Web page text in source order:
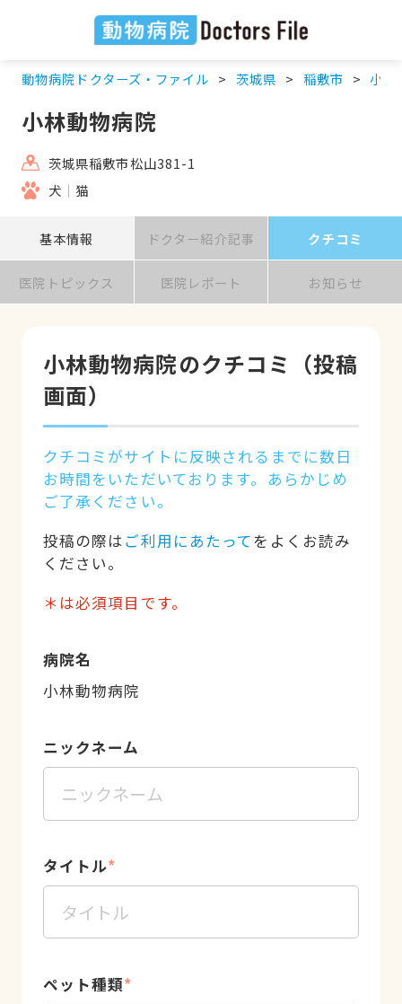
動物病院ドクターズ・ファイル 茨城県 稲敷市 小林
小林動物病院
茨城県稲敷市松山381-1
犬
猫
基本情報 ドクター紹介記事 クチコミ
医院トピックス 医院レポート お知らせ
小林動物病院のクチコミ（投稿
画面）
クチコミがサイトに反映されるまでに数日
お時間をいただいております。あらかじめ
ご了承ください。
投稿の際はご利用にあたってをよくお読み
ください。
＊は必須項目です。
病院名
小林動物病院
ニックネーム
タイトル*
ペット種類*